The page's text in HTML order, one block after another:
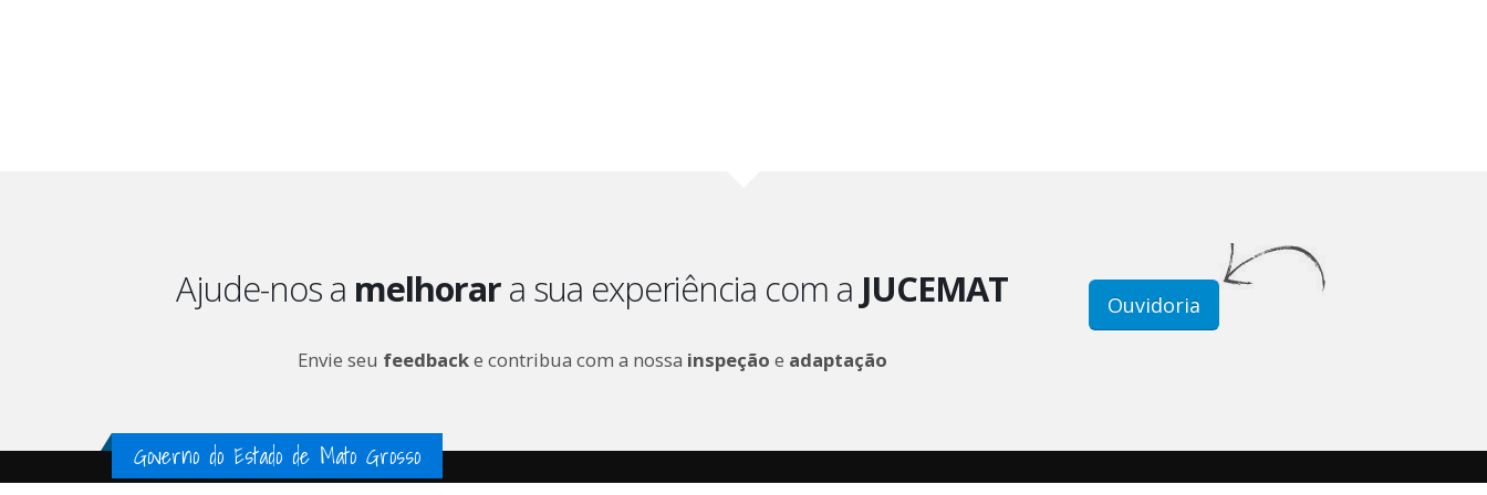
Ajude-nos a melhorara sua experiência com a JUCEMAT
Envie seu feedbacke contribua com a nossa inspeção e adaptação
Ouvidoria
Governo do Estado de Mato Grosso